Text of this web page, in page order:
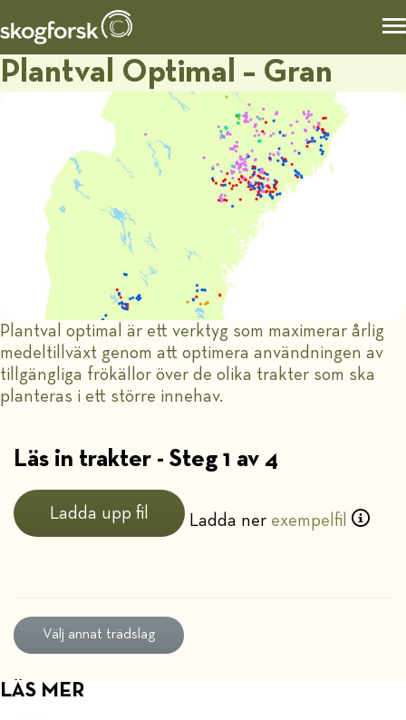
Plantval Optimal – Gran
Plantval optimal är ett verktyg som maximerar årlig
medeltillväxt genom att optimera användningen av
tillgängliga frökällor över de olika trakter som ska
planteras i ett större innehav.
Läs in trakter - Steg 1 av 4
Ladda upp fil Ladda ner exempelfil
Välj annat trädslag
LÄS MER